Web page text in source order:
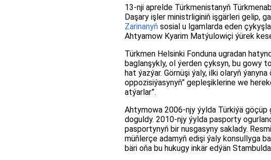
13-nji aprelde Türkmenistanyň
Daşary işler ministrliginiň işgärleri gelip,
Zarinanyň sosial u lgamlarda eden
Ahtyamow Kyarim Matýulowiçi ýürek
Türkmen Helsinki Fonduna ugradan
baglanşykly, ol ýerden çyksyn, bu gowy
hat ýazýar. Görnüşi ýaly, ilki olaryň
oppozisiýasynyň” gepleşiklerine we
atýarlar”.
Ahtymowa 2006-njy ýylda Türkiýä
doguldy. 2010-njy ýylda pasporty
pasportynyň bir nusgasyny saklady.
müňlerçe adamyň edişi ýaly konsullyga
bäri oňa bu hukugy inkär edýän